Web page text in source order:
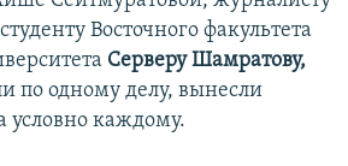
Восточного факультета
Серверу Шамратову,
по одному делу, вынесли
условно каждому.